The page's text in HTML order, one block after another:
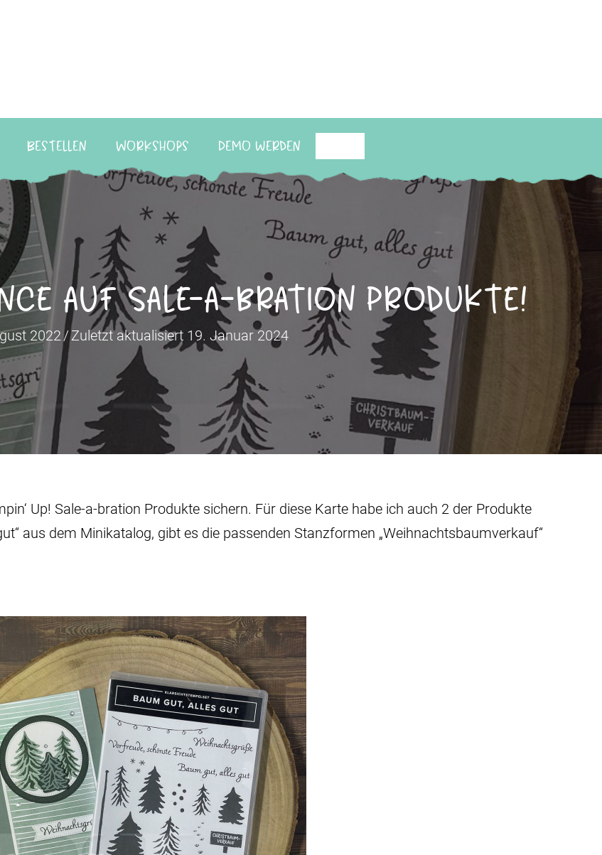
Bestellen Workshops Demo werden
auf Sale-a-bration Produkte!
2022/Zuletzt aktualisiert 19. Januar 2024
Up! Sale-a-bration Produkte sichern. Für diese Karte habe ich auch 2 der Produkte
aus dem Minikatalog, gibt es die passenden Stanzformen „Weihnachtsbaumverkauf“